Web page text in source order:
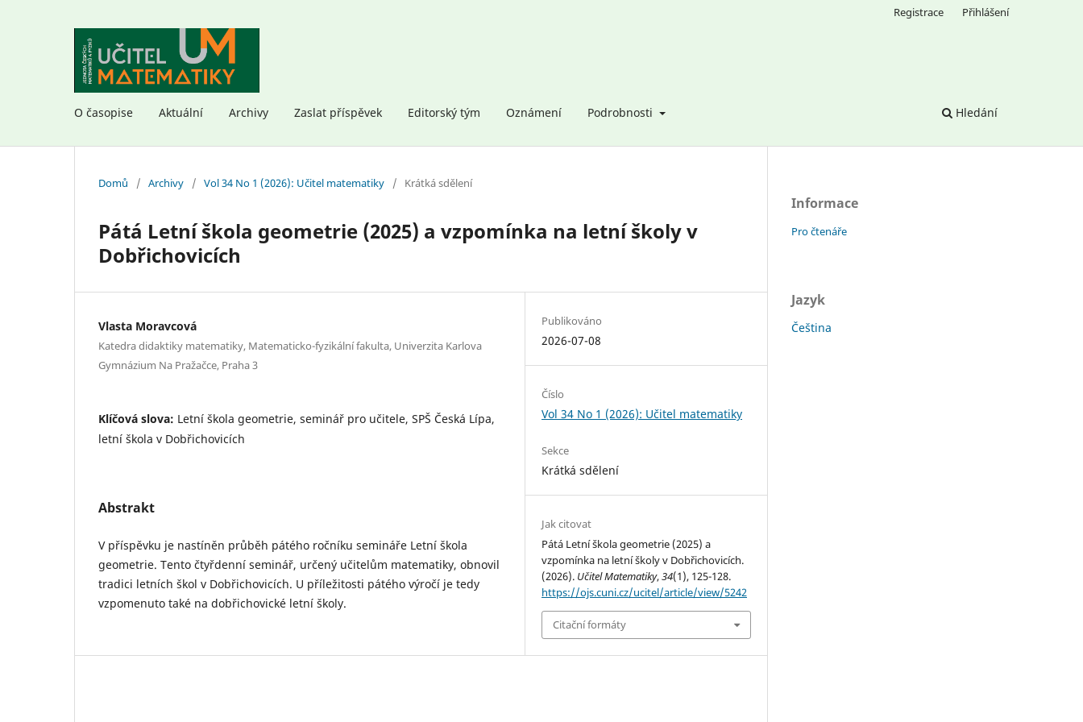
O časopise Aktuální Archivy Zaslat příspěvek Editorský tým Oznámení Podrobnosti Hledání
Registrace Přihlášení
Domů / Archivy / Vol 34 No 1 (2026): Učitel matematiky / Krátká sdělení
Pátá Letní škola geometrie (2025) a vzpomínka na letní školy v
Dobřichovicích
Vlasta Moravcová
Katedra didaktiky matematiky, Matematicko-fyzikální fakulta, Univerzita Karlova
Gymnázium Na Pražačce, Praha 3
Klíčová slova: Letní škola geometrie, seminář pro učitele, SPŠ Česká Lípa,
letní škola v Dobřichovicích
Abstrakt
V příspěvku je nastíněn průběh pátého ročníku semináře Letní škola
geometrie. Tento čtyřdenní seminář, určený učitelům matematiky, obnovil
tradici letních škol v Dobřichovicích. U příležitosti pátého výročí je tedy
vzpomenuto také na dobřichovické letní školy.
Publikováno
2026-07-08
Číslo
Vol 34 No 1 (2026): Učitel matematiky
Sekce
Krátká sdělení
Jak citovat
Pátá Letní škola geometrie (2025) a
vzpomínka na letní školy v Dobřichovicích.
(2026). Učitel Matematiky,34(1), 125-128.
https://ojs.cuni.cz/ucitel/article/view/5242
Citační formáty
Informace
Pro čtenáře
Jazyk
Čeština